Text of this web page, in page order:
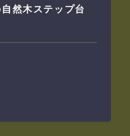
然木ステップ台